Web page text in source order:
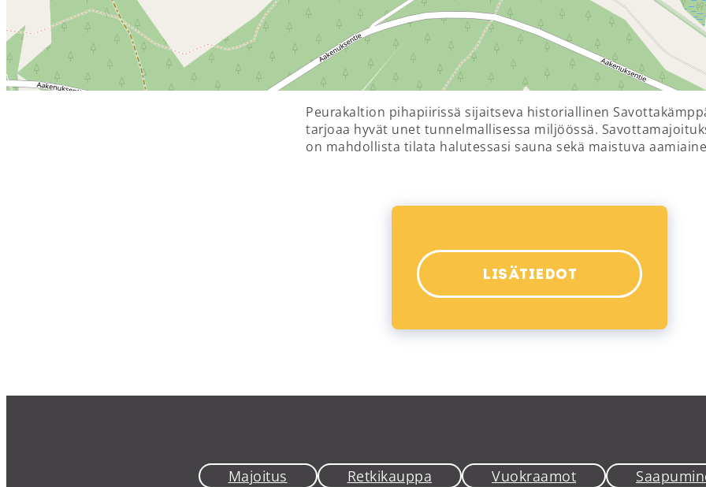
Peurakaltion pihapiirissä sijaitseva historiallinen
tarjoaa hyvät unet tunnelmallisessa miljöössä.
on mahdollista tilata halutessasi sauna sekä maistuva
LISÄTIEDOT
Majoitus Retkikauppa Vuokraamot